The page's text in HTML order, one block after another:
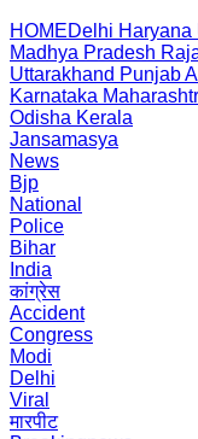
HOMEDelhi Haryana
Madhya Pradesh
Uttarakhand Punjab
Karnataka
Odisha Kerala
Jansamasya
News
Bjp
National
Police
Bihar
India
कांग्रेस
Accident
Congress
Modi
Delhi
Viral
मारपीट